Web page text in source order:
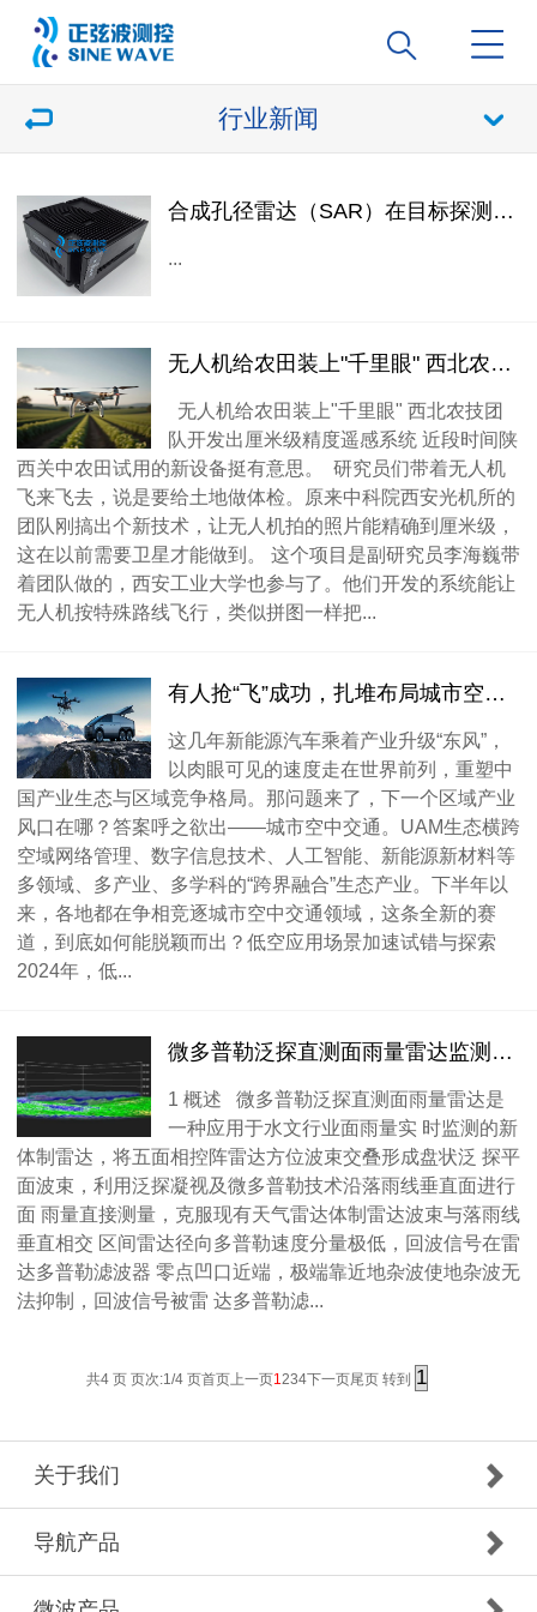
行业新闻
合成孔径雷达（SAR）在目标探测识别中具有广泛的应用
...
无人机给农田装上"千里眼" 西北农技团队开发出厘米级精度遥感系统
无人机给农田装上"千里眼" 西北农技团
队开发出厘米级精度遥感系统 近段时间陕
西关中农田试用的新设备挺有意思。 研究员们带着无人机
飞来飞去，说是要给土地做体检。原来中科院西安光机所的
团队刚搞出个新技术，让无人机拍的照片能精确到厘米级，
这在以前需要卫星才能做到。 这个项目是副研究员李海巍带
着团队做的，西安工业大学也参与了。他们开发的系统能让
无人机按特殊路线飞行，类似拼图一样把...
有人抢“飞”成功，扎堆布局城市空中交通
这几年新能源汽车乘着产业升级“东风”，
以肉眼可见的速度走在世界前列，重塑中
国产业生态与区域竞争格局。那问题来了，下一个区域产业
风口在哪？答案呼之欲出——城市空中交通。UAM生态横跨
空域网络管理、数字信息技术、人工智能、新能源新材料等
多领域、多产业、多学科的“跨界融合”生态产业。下半年以
来，各地都在争相竞逐城市空中交通领域，这条全新的赛
道，到底如何能脱颖而出？低空应用场景加速试错与探索
2024年，低...
微多普勒泛探直测面雨量雷达监测系统简介
1 概述 微多普勒泛探直测面雨量雷达是
一种应用于水文行业面雨量实 时监测的新
体制雷达，将五面相控阵雷达方位波束交叠形成盘状泛 探平
面波束，利用泛探凝视及微多普勒技术沿落雨线垂直面进行
面 雨量直接测量，克服现有天气雷达体制雷达波束与落雨线
垂直相交 区间雷达径向多普勒速度分量极低，回波信号在雷
达多普勒滤波器 零点凹口近端，极端靠近地杂波使地杂波无
法抑制，回波信号被雷 达多普勒滤...
共4 页 页次:1/4 页首页上一页1234下一页尾页转到
关于我们
导航产品